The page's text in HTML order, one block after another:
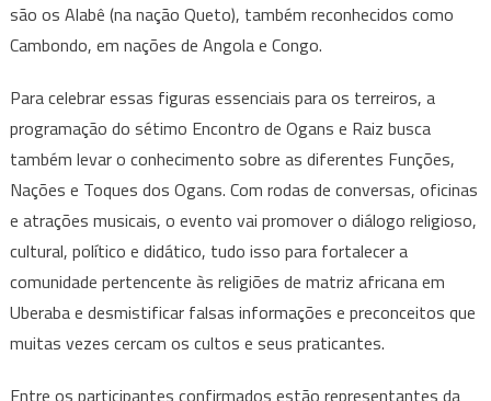
são os Alabê (na nação Queto), também reconhecidos como
Cambondo, em nações de Angola e Congo.
Para celebrar essas figuras essenciais para os terreiros, a
programação do sétimo Encontro de Ogans e Raiz busca
também levar o conhecimento sobre as diferentes Funções,
Nações e Toques dos Ogans. Com rodas de conversas, oficinas
e atrações musicais, o evento vai promover o diálogo religioso,
cultural, político e didático, tudo isso para fortalecer a
comunidade pertencente às religiões de matriz africana em
Uberaba e desmistificar falsas informações e preconceitos que
muitas vezes cercam os cultos e seus praticantes.